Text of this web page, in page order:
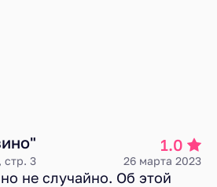
1.0
стр. 3 26 марта 2023
не случайно. Об этой